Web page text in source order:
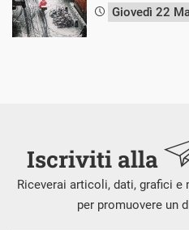
Giovedì 22
Iscriviti alla
Riceverai articoli, dati, grafici
per promuovere un